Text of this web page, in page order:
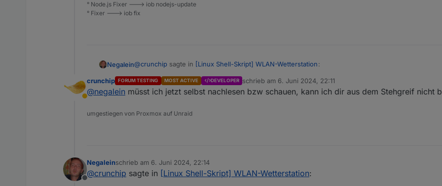
° Node.js Fixer ---> iob nodejs-update
° Fixer ---> iob fix
Negalein@crunchip sagte in [Linux Shell-Skript] WLAN-Wetterstation:
Vllt Zwangstrennung der Internet Leitung mit dem Resultat daraus das sich diesbezüglich etwas
Abwesend
crunchip FORUM TESTING MOST ACTIVE DEVELOPER schrieb am 6. Juni 2024, 22:11
zuletzt editiert von
@negalein müsst ich jetzt selbst nachlesen bzw schauen, kann ich dir aus dem Stehgreif nicht
umgestiegen von Proxmox auf Unraid
Offline
Negaleinschrieb am 6. Juni 2024, 22:14
zuletzt editiert von
@crunchip sagte in [Linux Shell-Skript] WLAN-Wetterstation: